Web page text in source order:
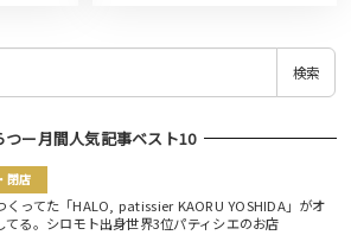
検索
つー月間人気記事ベスト10
閉店
くってた「HALO, patissier KAORU YOSHIDA」がオ
てる。シロモト出身世界3位パティシエのお店